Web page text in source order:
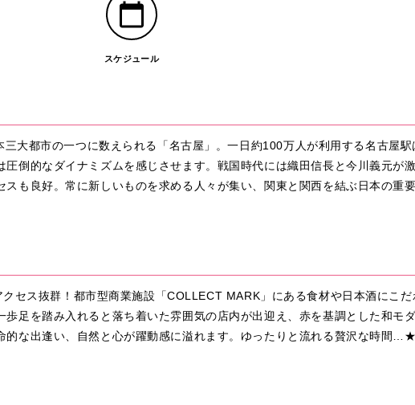
スケジュール
三大都市の一つに数えられる「名古屋」。一日約100万人が利用する名古屋
倒的なダイナミズムを感じさせます。戦国時代には織田信長と今川義元が
も良好。常に新しいものを求める人々が集い、関東と関西を結ぶ日本の重
セス抜群！都市型商業施設「COLLECT MARK」にある食材や日本酒にこ
足を踏み入れると落ち着いた雰囲気の店内が出迎え、赤を基調とした和モ
的な出逢い、自然と心が躍動感に溢れます。ゆったりと流れる贅沢な時間